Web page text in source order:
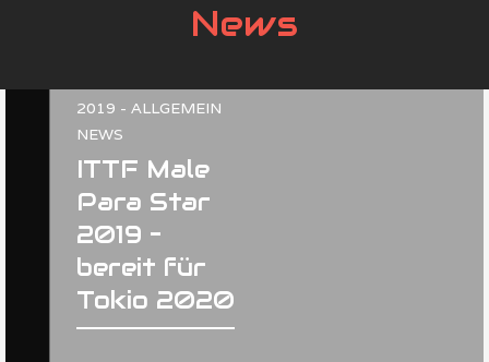
News
2019 - ALLGEMEIN
NEWS
ITTF Male
Para Star
2019 –
bereit für
Tokio 2020